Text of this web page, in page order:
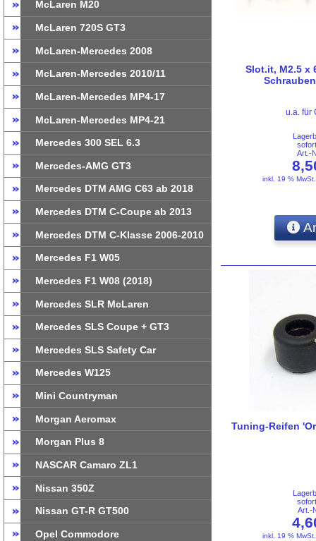
McLaren M20
McLaren 720S GT3
McLaren-Mercedes 2008
McLaren-Mercedes 2010/11
McLaren-Mercedes MP4-17
McLaren-Mercedes MP4-21
Mercedes 300 SEL 6.3
Mercedes-AMG GT3
Mercedes DTM AMG C63 ab 2018
Mercedes DTM C-Coupe ab 2013
Mercedes DTM C-Klasse 2006-2010
Mercedes F1 W05
Mercedes F1 W08 (2018)
Mercedes SLR McLaren
Mercedes SLS Coupe + GT3
Mercedes SLS Safety Car
Mercedes W125
Mini Countryman
Morgan Aeromax
Morgan Plus 8
NASCAR Camaro ZL1
Nissan 350Z
Nissan GT-R GT500
Opel Commodore
Slot.it, M2.5 x
u.a. für
Art.-
inkl. 19 %
Tuning-Reifen
Art.-
inkl. 19 %